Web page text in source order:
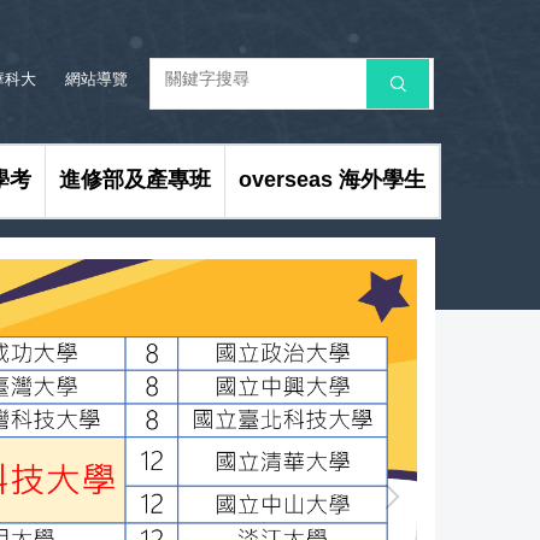
科大 網站導覽 搜 尋
考 進修部及產專班 overseas 海外學生